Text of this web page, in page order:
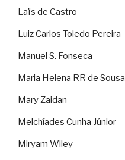
Laïs de Castro
Luiz Carlos Toledo Pereira
Manuel S. Fonseca
Maria Helena RR de Sousa
Mary Zaidan
Melchíades Cunha Júnior
Miryam Wiley